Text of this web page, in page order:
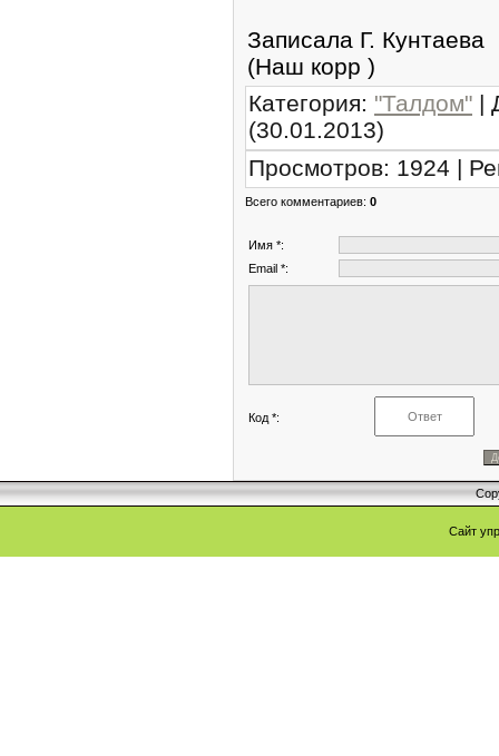
Записала Г. Кунтаева
(Наш корр )
Категория: "Талдом" |
(30.01.2013)
Просмотров: 1924 |
Всего комментариев: 0
Имя *:
Email *:
Код *:
Сайт